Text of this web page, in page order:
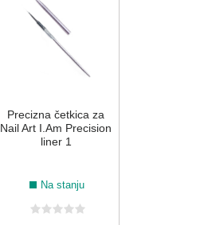
Precizna četkica za
Nail Art I.Am Precision
liner 1
Na stanju